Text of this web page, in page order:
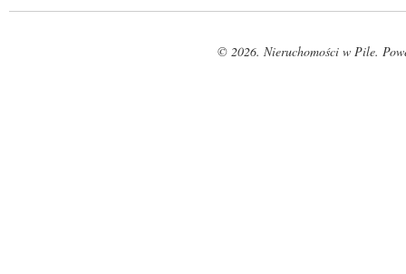
© 2026. Nieruchomości w Pile.